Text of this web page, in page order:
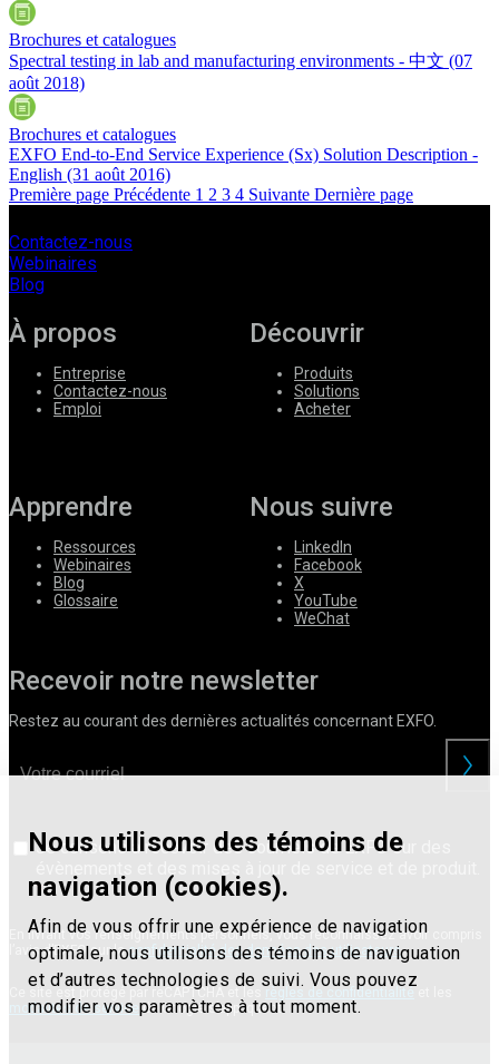
Nous utilisons des témoins de
navigation (cookies).
Afin de vous offrir une expérience de navigation
optimale, nous utilisons des témoins de naviguation
et d’autres technologies de suivi. Vous pouvez
modifier vos paramètres à tout moment.
Brochures et catalogues
Spectral testing in lab and manufacturing environments - 中文 (07
août 2018)
Brochures et catalogues
EXFO End-to-End Service Experience (Sx) Solution Description -
English (31 août 2016)
Première page Précédente 1 2 3 4 Suivante Dernière page
Contactez-nous
Webinaires
Blog
À propos
Entreprise
Contactez-nous
Emploi
Découvrir
Produits
Solutions
Acheter
Apprendre
Ressources
Webinaires
Blog
Glossaire
Nous suivre
LinkedIn
Facebook
X
YouTube
WeChat
Recevoir notre newsletter
Restez au courant des dernières actualités concernant EXFO.
Je consens à recevoir des courriels de EXFO sur des
En livrant vos renseignements personnels, vous reconnaissez avoir compris
l’avis d’EXFO sur la confidentialité des données des utilisateurs.
Ce site est protégé par reCAPTCHA et les règles de confidentialité
modalités de service de Google s’appliquent.